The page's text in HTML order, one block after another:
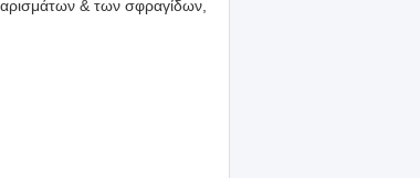
& των σφραγίδων,